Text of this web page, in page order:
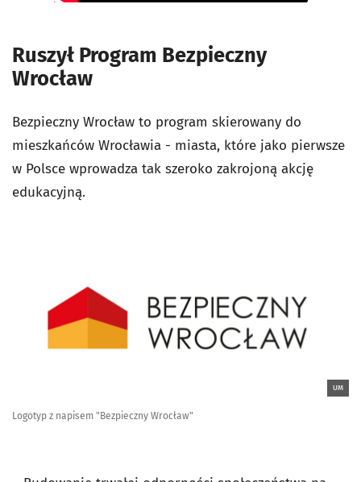
Ruszył Program Bezpieczny
Wrocław
Bezpieczny Wrocław to program skierowany do
mieszkańców Wrocławia - miasta, które jako pierwsze
w Polsce wprowadza tak szeroko zakrojoną akcję
edukacyjną.
UM
Logotyp z napisem "Bezpieczny Wrocław"